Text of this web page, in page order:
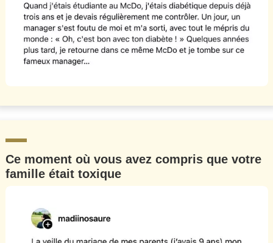
Ce moment où vous avez compris que votre
famille était toxique